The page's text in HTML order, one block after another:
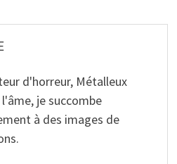
d'horreur, Métalleux
je succombe
à des images de